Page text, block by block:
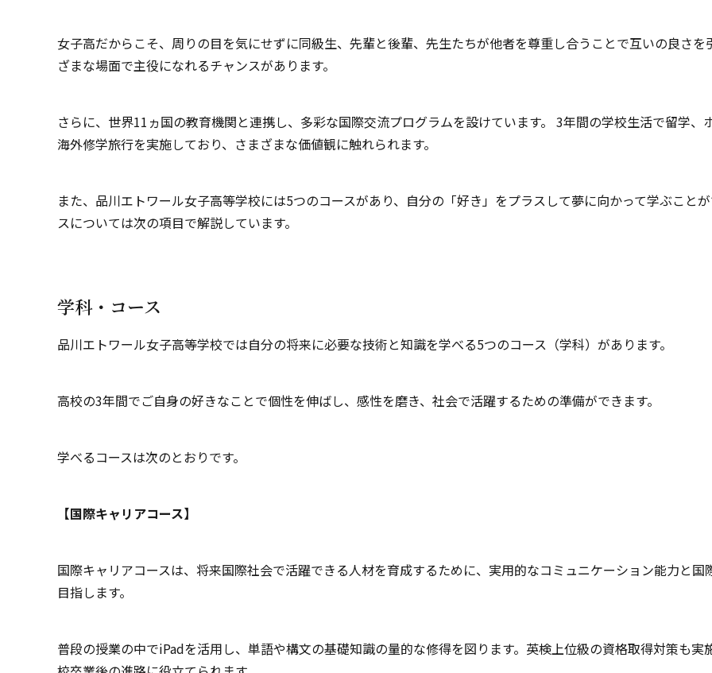
女子高だからこそ、周りの目を気にせずに同級生、先輩と後輩、先生たちが他者を尊重し合うことで互いの良さを
ざまな場面で主役になれるチャンスがあります。
さらに、世界11ヵ国の教育機関と連携し、多彩な国際交流プログラムを設けています。 3年間の学校生活で留学、
海外修学旅行を実施しており、さまざまな価値観に触れられます。
また、品川エトワール女子高等学校には5つのコースがあり、自分の「好き」をプラスして夢に向かって学ぶこと
スについては次の項目で解説しています。
学科・コース
品川エトワール女子高等学校では自分の将来に必要な技術と知識を学べる5つのコース（学科）があります。
高校の3年間でご自身の好きなことで個性を伸ばし、感性を磨き、社会で活躍するための準備ができます。
学べるコースは次のとおりです。
【国際キャリアコース】
国際キャリアコースは、将来国際社会で活躍できる人材を育成するために、実用的なコミュニケーション能力と国
目指します。
普段の授業の中でiPadを活用し、単語や構文の基礎知識の量的な修得を図ります。英検上位級の資格取得対策も実